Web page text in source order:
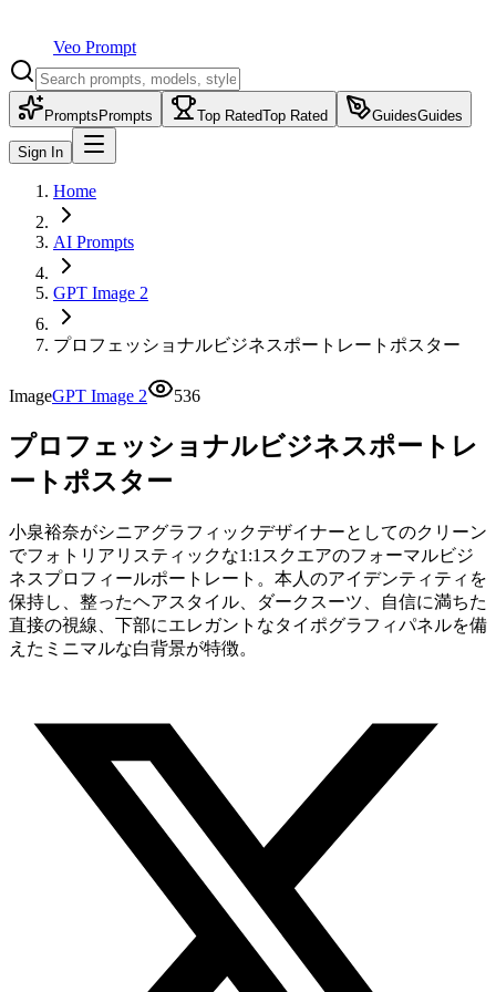
Veo Prompt
Prompts Prompts Top RatedTop Rated GuidesGuides
Sign In
Home
AI Prompts
GPT Image 2
プロフェッショナルビジネスポートレートポスター
ImageGPT Image 2 536
プロフェッショナルビジネスポートレ
ートポスター
小泉裕奈がシニアグラフィックデザイナーとしてのクリーン
でフォトリアリスティックな1:1スクエアのフォーマルビジ
ネスプロフィールポートレート。本人のアイデンティティを
保持し、整ったヘアスタイル、ダークスーツ、自信に満ちた
直接の視線、下部にエレガントなタイポグラフィパネルを備
えたミニマルな白背景が特徴。